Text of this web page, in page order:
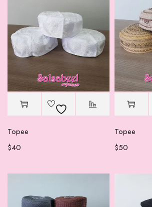
Topee
$40
Topee
$50